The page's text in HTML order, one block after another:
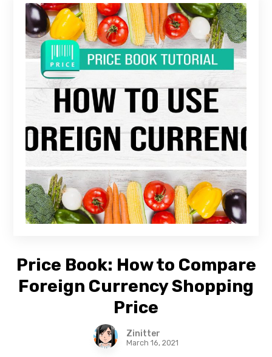
Price Book: How to Compare
Foreign Currency Shopping
Price
Zinitter
March 16, 2021